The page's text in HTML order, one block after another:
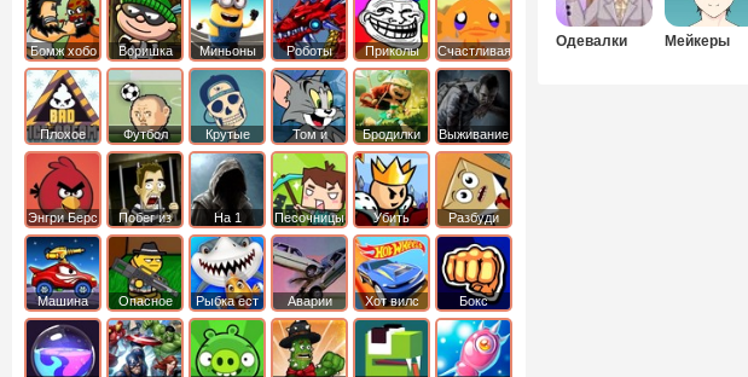
Одевалки Мейкеры
Бомж хобо
Воришка
боб
Миньоны
Роботы
динозавры
Приколы
Счастливая
обезьянка
Плохое
мороженое
Футбол
головами
Крутые
Том и
джерри
Бродилки
Приключения
Выживание
Энгри Берс
Побег из
тюрьмы
На 1 Песочницы
Убить
короля
Разбуди
коробку
Машина
ест
машину
Опасное
оружие
Рыбка ест
рыбку
Аварии
машин
Хот вилс Бокс